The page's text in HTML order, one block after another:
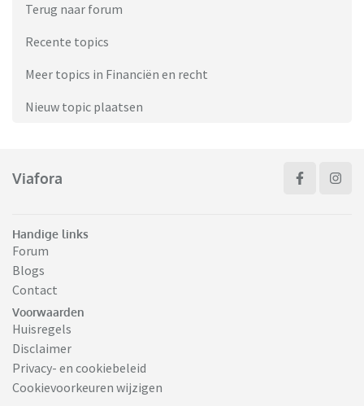
Terug naar forum
Recente topics
Meer topics in Financiën en recht
Nieuw topic plaatsen
Viafora
Handige links
Forum
Blogs
Contact
Voorwaarden
Huisregels
Disclaimer
Privacy- en cookiebeleid
Cookievoorkeuren wijzigen